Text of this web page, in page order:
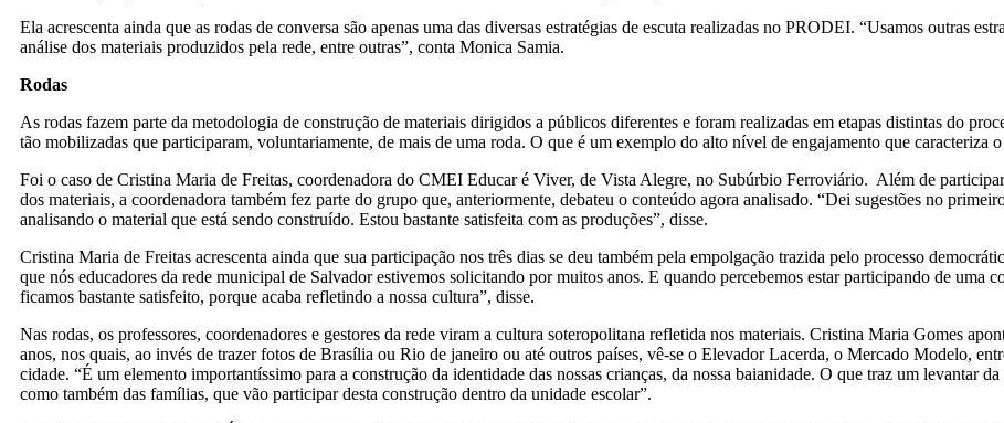
Ela acrescenta ainda que as rodas de conversa são apenas uma das diversas estratégias de escuta realizadas no PRODEI. “Usamos outras
análise dos materiais produzidos pela rede, entre outras”, conta Monica Samia.
Rodas
As rodas fazem parte da metodologia de construção de materiais dirigidos a públicos diferentes e foram realizadas em etapas distintas do
tão mobilizadas que participaram, voluntariamente, de mais de uma roda. O que é um exemplo do alto nível de engajamento que caracteriza
Foi o caso de Cristina Maria de Freitas, coordenadora do CMEI Educar é Viver, de Vista Alegre, no Subúrbio Ferroviário. Além de participar
dos materiais, a coordenadora também fez parte do grupo que, anteriormente, debateu o conteúdo agora analisado. “Dei sugestões no
analisando o material que está sendo construído. Estou bastante satisfeita com as produções”, disse.
Cristina Maria de Freitas acrescenta ainda que sua participação nos três dias se deu também pela empolgação trazida pelo processo
que nós educadores da rede municipal de Salvador estivemos solicitando por muitos anos. E quando percebemos estar participando de uma
ficamos bastante satisfeito, porque acaba refletindo a nossa cultura”, disse.
Nas rodas, os professores, coordenadores e gestores da rede viram a cultura soteropolitana refletida nos materiais. Cristina Maria Gomes
anos, nos quais, ao invés de trazer fotos de Brasília ou Rio de janeiro ou até outros países, vê-se o Elevador Lacerda, o Mercado Modelo,
cidade. “É um elemento importantíssimo para a construção da identidade das nossas crianças, da nossa baianidade. O que traz um levantar
como também das famílias, que vão participar desta construção dentro da unidade escolar”.